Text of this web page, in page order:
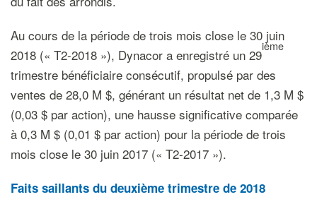
Au cours de la période de trois mois close le 30 juin
2018 (« T2-2018 »), Dynacor a enregistré un 29
ième
trimestre bénéficiaire consécutif, propulsé par des
ventes de 28,0 M $, générant un résultat net de 1,3 M $
(0,03 $ par action), une hausse significative comparée
à 0,3 M $ (0,01 $ par action) pour la période de trois
mois close le 30 juin 2017 (« T2-2017 »).
Faits saillants du deuxième trimestre de 2018